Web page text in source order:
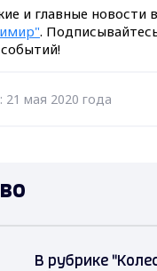
и главные новости
.
21 мая 2020 года
В рубрике